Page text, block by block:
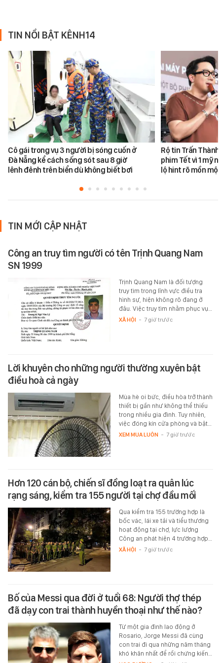
TIN NỔI BẬT KÊNH14
Cô gái trong vụ 3 người bị sóng cuốn ở
Đà Nẵng kể cách sống sót sau 8 giờ
lênh đênh trên biển dù không biết bơi
Rộ tin Trấn
phim Tết vì 1 mỹ
lộ hint rõ mồn
TIN MỚI CẬP NHẬT
Công an truy tìm người có tên Trịnh Quang Nam
SN 1999
Trịnh Quang Nam là đối tượng
truy tìm trong lĩnh vực điều tra
hình sự, hiện không rõ đang ở
đâu. Việc truy tìm nhằm phục vụ…
XÃ HỘI - 7 giờ trước
Lời khuyên cho những người thường xuyên bật
điều hoà cả ngày
Mùa hè oi bức, điều hòa trở thành
thiết bị gần như không thể thiếu
trong nhiều gia đình. Tuy nhiên,
việc đóng kín cửa phòng và bật…
XEM MUA LUÔN - 7 giờ trước
Hơn 120 cán bộ, chiến sĩ đồng loạt ra quân lúc
rạng sáng, kiểm tra 155 người tại chợ đầu mối
Qua kiểm tra 155 trường hợp là
bốc vác, lái xe tải và tiểu thương
hoạt động tại chợ, lực lượng
Công an phát hiện 4 trường hợp…
XÃ HỘI - 7 giờ trước
Bố của Messi qua đời ở tuổi 68: Người thợ thép
đã dạy con trai thành huyền thoại như thế nào?
Từ một gia đình lao động ở
Rosario, Jorge Messi đã cùng
con trai đi qua những năm tháng
khó khăn nhất để rồi chứng kiến…